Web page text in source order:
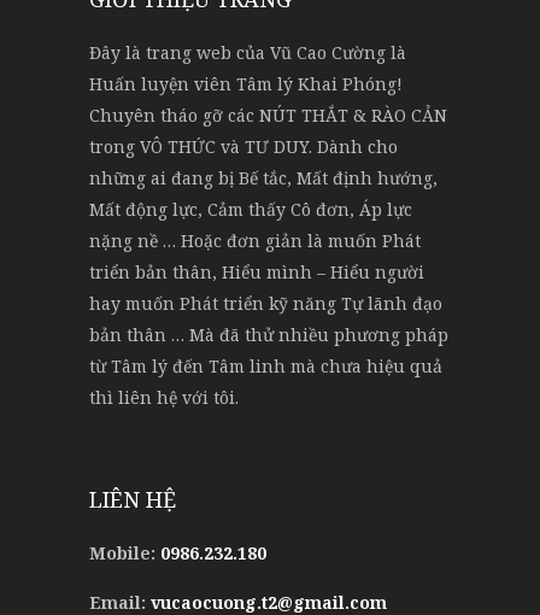
Đây là trang web của Vũ Cao Cường là
Huấn luyện viên Tâm lý Khai Phóng!
Chuyên tháo gỡ các NÚT THẮT & RÀO CẢN
trong VÔ THỨC và TƯ DUY. Dành cho
những ai đang bị Bế tắc, Mất định hướng,
Mất động lực, Cảm thấy Cô đơn, Áp lực
nặng nề … Hoặc đơn giản là muốn Phát
triển bản thân, Hiểu mình – Hiểu người
hay muốn Phát triển kỹ năng Tự lãnh đạo
bản thân … Mà đã thử nhiều phương pháp
từ Tâm lý đến Tâm linh mà chưa hiệu quả
thì liên hệ với tôi.
LIÊN HỆ
Mobile: 0986.232.180
Email: vucaocuong.t2@gmail.com